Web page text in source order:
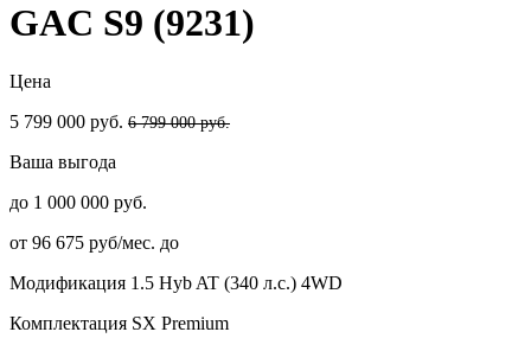
GAC S9 (9231)
Цена
5 799 000 руб. 6 799 000 руб.
Ваша выгода
до 1 000 000 руб.
от 96 675 руб/мес. до
Модификация 1.5 Hyb AT (340 л.с.) 4WD
Комплектация SX Premium